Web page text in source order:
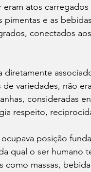
atos
e as
conectados
variedades, não
consideradas
respeito,
posição
qual o ser humano
massas,